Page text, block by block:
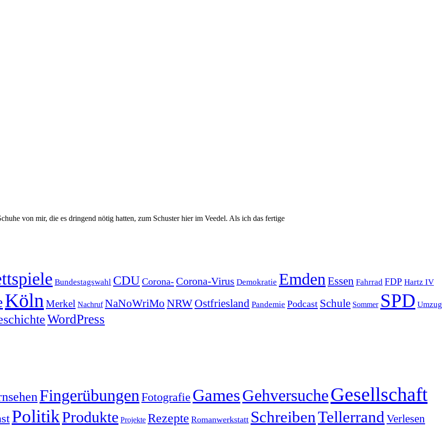
von mir, die es dringend nötig hatten, zum Schuster hier im Veedel. Als ich das fertige
Bundestagswahl CDUCorona- Corona-Virus Demokratie EmdenEssen Fahrrad FDP Hartz IV
KölnMerkel Nachruf NaNoWriMo NRWOstfriesland Pandemie Podcast Schule Sommer SPD Umzug
WordPress
Fingerübungen Fotografie GamesGehversucheGesellschaft
PolitikProdukte Projekte Rezepte Romanwerkstatt SchreibenTellerrand Verlesen